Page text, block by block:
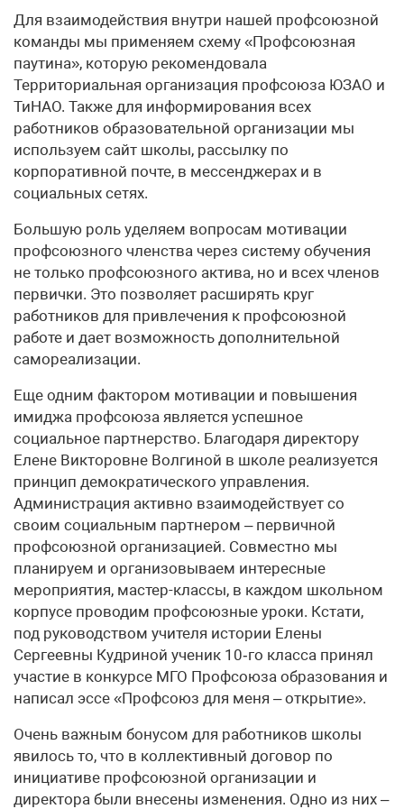
Для взаимодействия внутри нашей профсоюзной
команды мы применяем схему «Профсоюзная
паутина», которую рекомендовала
Территориальная организация профсоюза ЮЗАО и
ТиНАО. Также для информирования всех
работников образовательной организации мы
используем сайт школы, рассылку по
корпоративной почте, в мессенджерах и в
социальных сетях.
Большую роль уделяем вопросам мотивации
профсоюзного членства через систему обучения
не только профсоюзного актива, но и всех членов
первички. Это позволяет расширять круг
работников для привлечения к профсоюзной
работе и дает возможность дополнительной
самореализации.
Еще одним фактором мотивации и повышения
имиджа профсоюза является успешное
социальное партнерство. Благодаря директору
Елене Викторовне Волгиной в школе реализуется
принцип демократического управления.
Администрация активно взаимодействует со
своим социальным партнером – первичной
профсоюзной организацией. Совместно мы
планируем и организовываем интересные
мероприятия, мастер-классы, в каждом школьном
корпусе проводим профсоюзные уроки. Кстати,
под руководством учителя истории Елены
Сергеевны Кудриной ученик 10‑го класса принял
участие в конкурсе МГО Профсоюза образования и
написал эссе «Профсоюз для меня – открытие».
Очень важным бонусом для работников школы
явилось то, что в коллективный договор по
инициативе профсоюзной организации и
директора были внесены изменения. Одно из них –